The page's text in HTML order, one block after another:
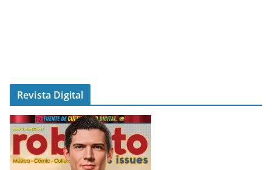
Revista Digital